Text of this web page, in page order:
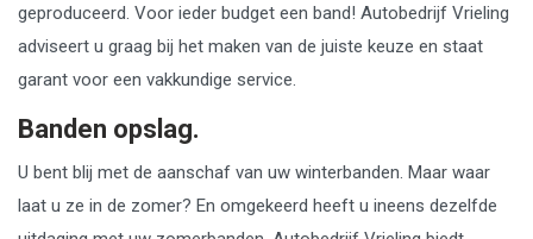
geproduceerd. Voor ieder budget een band! Autobedrijf Vrieling
adviseert u graag bij het maken van de juiste keuze en staat
garant voor een vakkundige service.
Banden opslag.
U bent blij met de aanschaf van uw winterbanden. Maar waar
laat u ze in de zomer? En omgekeerd heeft u ineens dezelfde